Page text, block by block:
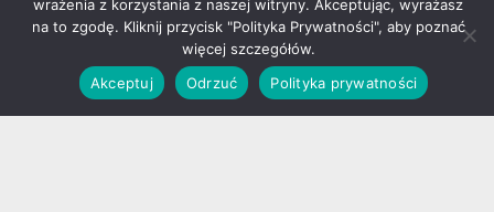
Regulamin
Informacja o przetwarzaniu danych osobowych
wrażenia z korzystania z naszej witryny. Akceptując, wyrażasz
na to zgodę. Kliknij przycisk "Polityka Prywatności", aby poznać
więcej szczegółów.
Akceptuj
Odrzuć Polityka prywatności